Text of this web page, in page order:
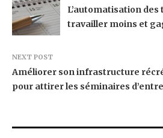
L’automatisation
travailler moins et
NEXT POST
Améliorer son infrastructure
pour attirer les séminaires